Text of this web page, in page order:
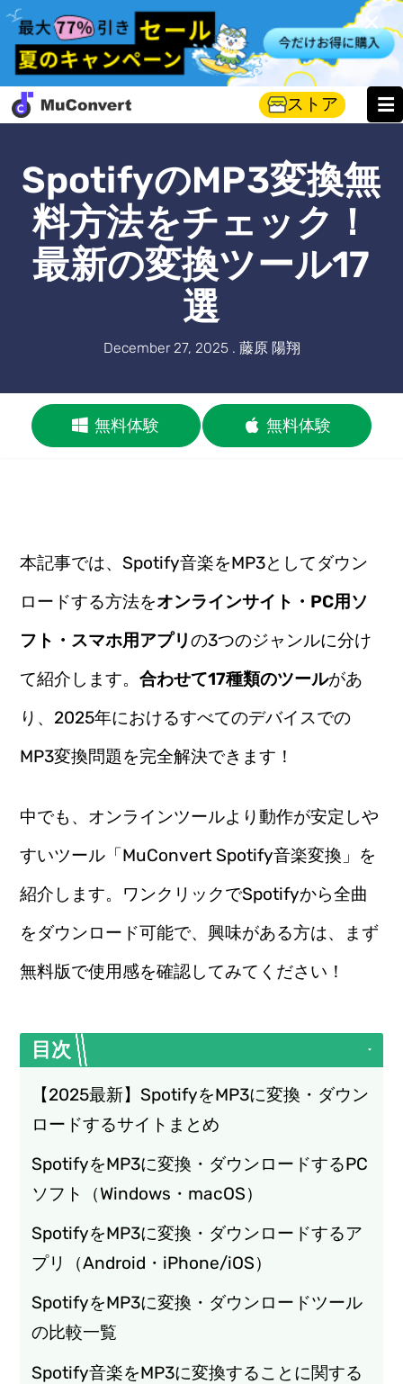
ストア
SpotifyのMP3変換無
料方法をチェック！
最新の変換ツール17
選
December 27, 2025 . 藤原 陽翔
無料体験 無料体験
本記事では、Spotify音楽をMP3としてダウン
ロードする方法をオンラインサイト・PC用ソ
フト・スマホ用アプリの3つのジャンルに分け
て紹介します。合わせて17種類のツールがあ
り、2025年におけるすべてのデバイスでの
MP3変換問題を完全解決できます！
中でも、オンラインツールより動作が安定しや
すいツール「MuConvert Spotify音楽変換」を
紹介します。ワンクリックでSpotifyから全曲
をダウンロード可能で、興味がある方は、まず
無料版で使用感を確認してみてください！
目次
【2025最新】SpotifyをMP3に変換・ダウン
ロードするサイトまとめ
SpotifyをMP3に変換・ダウンロードするPC
ソフト（Windows・macOS）
SpotifyをMP3に変換・ダウンロードするア
プリ（Android・iPhone/iOS）
SpotifyをMP3に変換・ダウンロードツール
の比較一覧
Spotify音楽をMP3に変換することに関する